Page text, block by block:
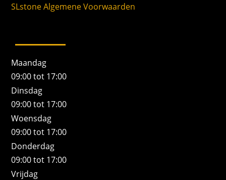
SLstone Algemene Voorwaarden
Maandag
09:00 tot 17:00
Dinsdag
09:00 tot 17:00
Woensdag
09:00 tot 17:00
Donderdag
09:00 tot 17:00
Vrijdag